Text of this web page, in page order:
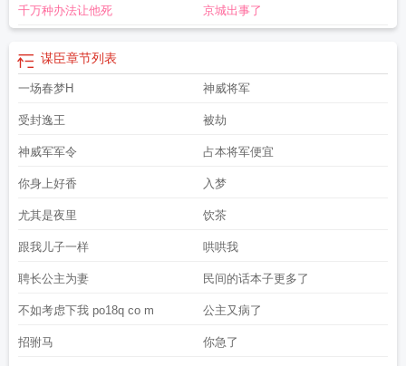
千万种办法让他死 京城出事了
谋臣章节列表
一场春梦H 神威将军
受封逸王 被劫
神威军军令 占本将军便宜
你身上好香 入梦
尤其是夜里 饮茶
跟我儿子一样 哄哄我
聘长公主为妻 民间的话本子更多了
不如考虑下我 po18q co m 公主又病了
招驸马 你急了